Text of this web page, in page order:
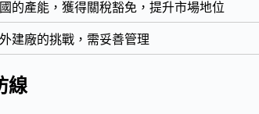
的產能，獲得關稅豁免，提升市場地位
建廠的挑戰，需妥善管理
線